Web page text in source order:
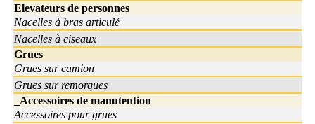
Elevateurs de personnes
Nacelles à bras articulé
Nacelles à ciseaux
Grues
Grues sur camion
Grues sur remorques
_Accessoires de manutention
Accessoires pour grues